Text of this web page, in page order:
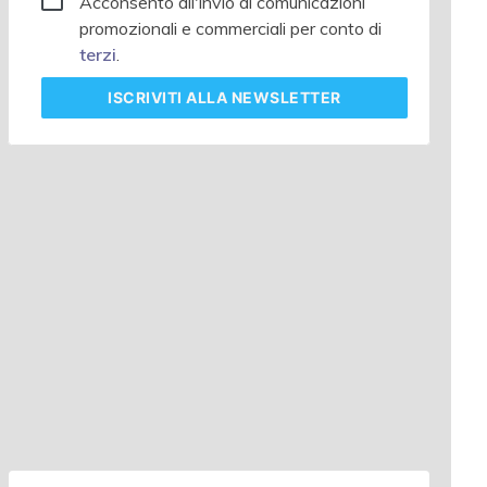
promozionali e commerciali per conto di
terzi.
ISCRIVITIALLA NEWSLETTER